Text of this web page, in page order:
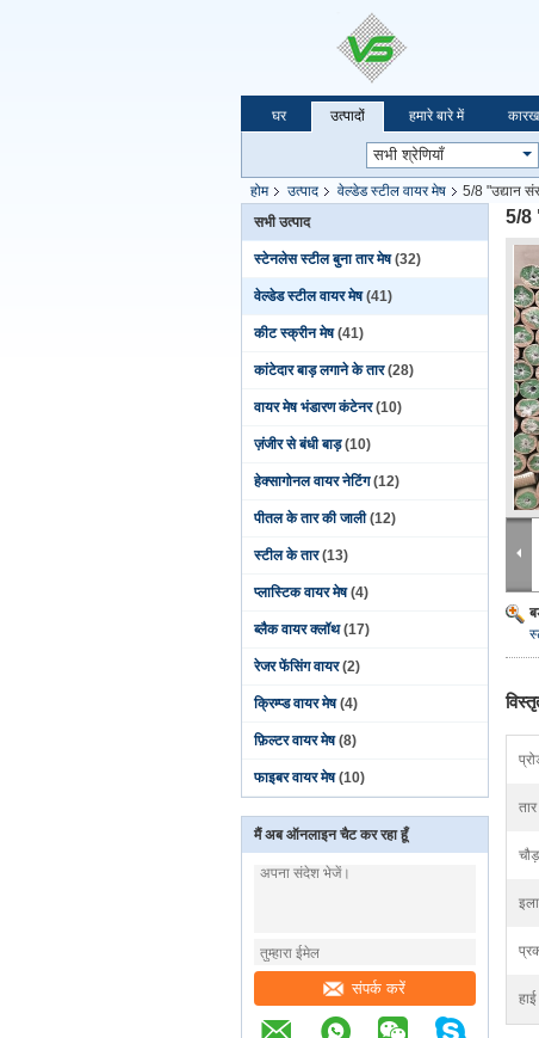
घर उत्पादों हमारे बारे में
होम उत्पाद वेल्डेड स्टील वायर मेष
5/8 "उद्यान
सभी उत्पाद
स्टेनलेस स्टील बुना तार मेष (32)
वेल्डेड स्टील वायर मेष (41)
कीट स्क्रीन मेष (41)
कांटेदार बाड़ लगाने के तार (28)
वायर मेष भंडारण कंटेनर (10)
ज़ंजीर से बंधी बाड़ (10)
हेक्सागोनल वायर नेटिंग (12)
पीतल के तार की जाली (12)
स्टील के तार (13)
प्लास्टिक वायर मेष (4)
ब्लैक वायर क्लॉथ (17)
रेजर फेंसिंग वायर (2)
क्रिम्प्ड वायर मेष (4)
फ़िल्टर वायर मेष (8)
फाइबर वायर मेष (10)
मैं अब ऑनलाइन चैट कर रहा हूँ
संपर्क करें
5/8